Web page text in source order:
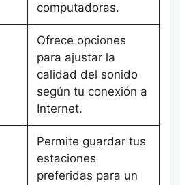
computadoras.
Ofrece opciones
para ajustar la
calidad del sonido
según tu conexión a
Internet.
Permite guardar tus
estaciones
preferidas para un